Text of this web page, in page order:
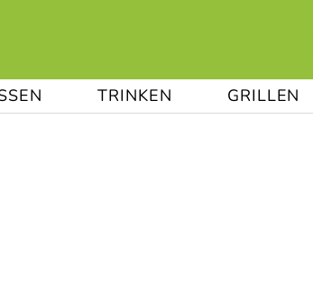
TRINKEN GRILLEN